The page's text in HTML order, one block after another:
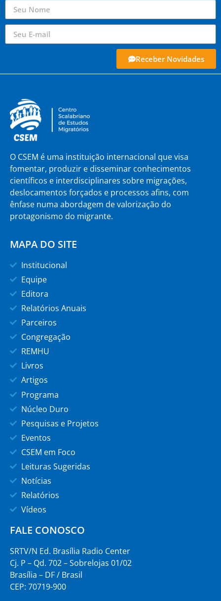
Receber Novidades
O CSEM é uma instituição internacional que visa
fomentar, produzir e disseminar conhecimentos
científicos e interdisciplinares sobre migrações,
deslocamentos forçados e processos afins, com
ênfase numa abordagem de valorização do
protagonismo do migrante.
MAPA DO SITE
Institucional
Equipe
Editora
Relatórios Anuais
Parceiros
Congregação
REMHU
Livros
Artigos
Programa
Núcleo Duro
Pesquisas e Projetos
Eventos
CSEM em Foco
Leituras Sugeridas
Notícias
Relatórios
Vídeos
FALE CONOSCO
SRTV/N Ed. Brasília Radio Center
Cj. P – Qd. 702 – Sobrelojas 01/02
Brasília – DF / Brasil
CEP: 70719-900